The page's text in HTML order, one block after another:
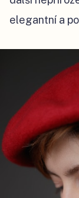
elegantní a